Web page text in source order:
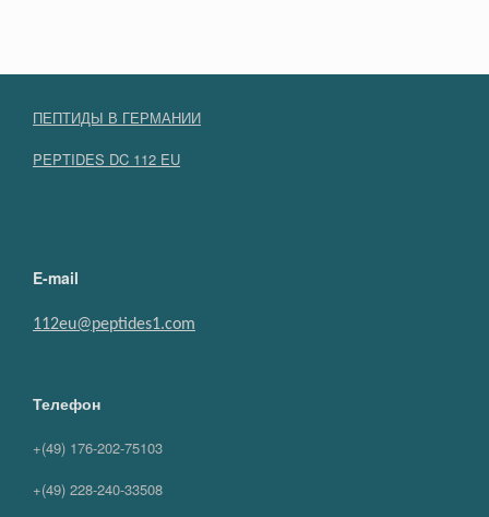
ПЕПТИДЫ В ГЕРМАНИИ
PEPTIDES DC 112 EU
E-mail
112eu@peptides1.com
Телефон
+(49) 176-202-75103
+(49) 228-240-33508